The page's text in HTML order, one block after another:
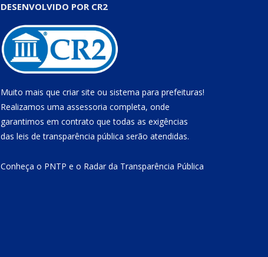
DESENVOLVIDO POR CR2
Muito mais que criar site ou sistema para prefeituras!
Realizamos uma assessoria completa, onde
garantimos em contrato que todas as exigências
das leis de transparência pública serão atendidas.
Conheça o PNTP e o Radar da Transparência Pública